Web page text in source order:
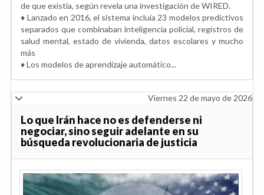
de que existía, según revela una investigación de WIRED.
♦️ Lanzado en 2016, el sistema incluía 23 modelos predictivos
separados que combinaban inteligencia policial, registros de
salud mental, estado de vivienda, datos escolares y mucho
más
♦️ Los modelos de aprendizaje automático...
Viernes 22 de mayo de 2026
Lo que Irán hace no es defenderse ni
negociar, sino seguir adelante en su
búsqueda revolucionaria de justicia